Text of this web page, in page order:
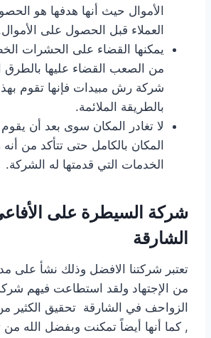
الأموال حيث أنها هدفها هو
العملاء قبل الحصول على
يمكنها القضاء على الحشرات
من الصعب القضاء عليها بالطرق
شركة رش مبيدات فإنها تقوم
بالطريقة الملائمة.
لا تغادر المكان سوى بعد أن
المكان بالكامل حتى تتأكد من
الخدمات التي قدمتها له الشركة.
شركة السيطرة على
الشارقة
تعتبر شركتنا الافضل وذلك نشأ على
من الإجتهاد ولقد استطاعت فيهم
الزواحف في الشارقة تحقيق الكثير
, كما أنها أيضاً تمكنت وبفضل الله من